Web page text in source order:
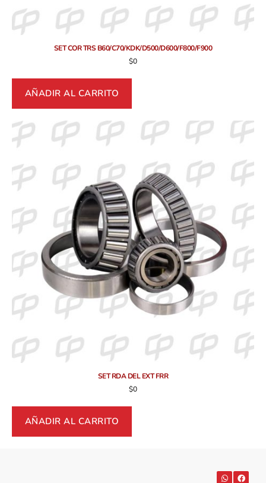
SET COR TRS B60/C70/KDK/D500/D600/F800/F900
$0
AÑADIR AL CARRITO
SET RDA DEL EXT FRR
$0
AÑADIR AL CARRITO